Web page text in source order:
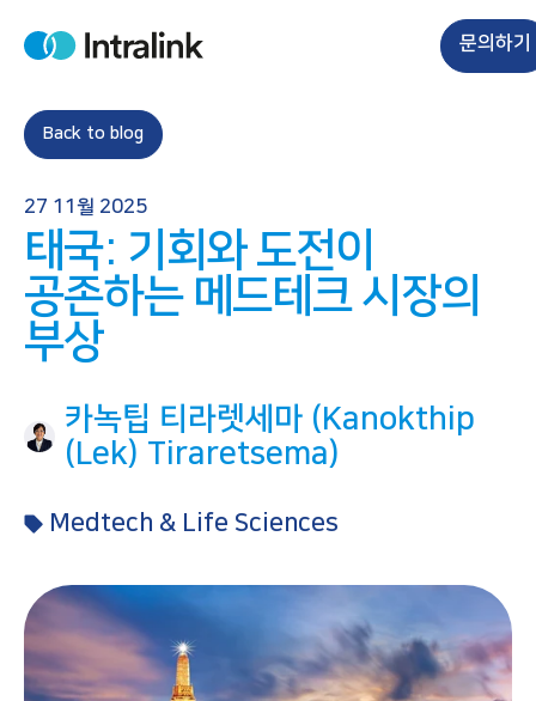
H
e
문의하기
Back to blog
27 11월 2025
태국: 기회와 도전이
공존하는 메드테크 시장의
부상
카녹팁 티라렛세마 (Kanokthip
(Lek) Tiraretsema)
Medtech & Life Sciences